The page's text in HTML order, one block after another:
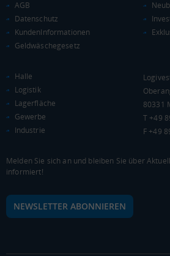
21.056 €
WIRTSCHAFTSKRAFT (STAND: 2018)
BRUTTOINLANDSPRODUKT
(LANDKREIS / KREISFREIE STADT)
Gesamt BIP je
9.859.244 Tsd. €
BRUTTOWERTSCHÖPFUNG
AGB
Datenschutz
KundenInformationen
Geldwäschegesetz
Halle
Logistik
Lagerfläche
Gewerbe
Industrie
80331
T +49
F +49
Melden Sie sich an und bleiben Sie über
informiert!
NEWSLETTER ABONNIEREN